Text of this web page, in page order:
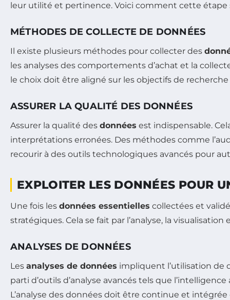
leur utilité et pertinence. Voici comment cette étape
MÉTHODES DE COLLECTE DE DONNÉES
Il existe plusieurs méthodes pour collecter des
les analyses des comportements d’achat et la
le choix doit être aligné sur les objectifs de recherche
ASSURER LA QUALITÉ DES DONNÉES
Assurer la qualité des données est indispensable.
interprétations erronées. Des méthodes comme
recourir à des outils technologiques avancés pour
EXPLOITER LES DONNÉES POUR
Une fois les données essentielles collectées et
stratégiques. Cela se fait par l’analyse, la
ANALYSES DE DONNÉES
Les analyses de données impliquent l’utilisation de
parti d’outils d’analyse avancés tels que
L’analyse des données doit être continue et